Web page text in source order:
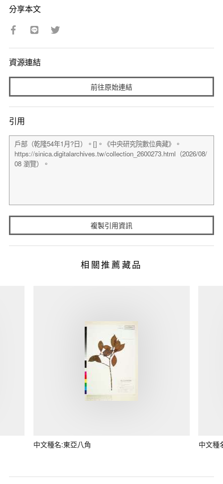
分享本文
資源連結
前往原始連結
引用
複製引用資訊
相關推薦藏品
中文種名:東亞八角 中文種